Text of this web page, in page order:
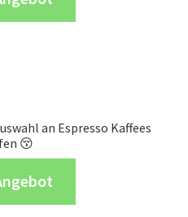
an Espresso Kaffees
😚